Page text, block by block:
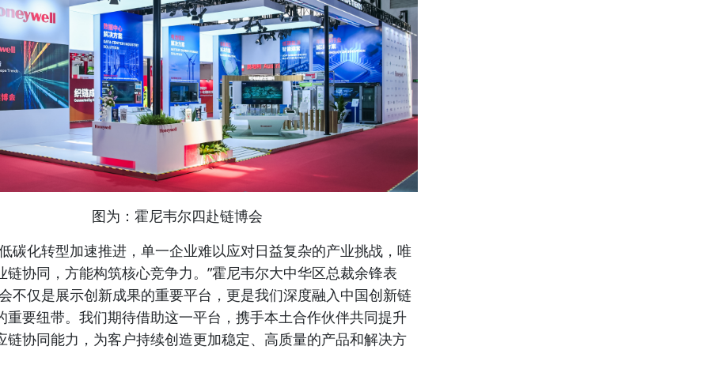
图为：霍尼韦尔四赴链博会
碳化转型加速推进，单一企业难以应对日益复杂的产业挑战，唯
链协同，方能构筑核心竞争力。”霍尼韦尔大中华区总裁余锋表
不仅是展示创新成果的重要平台，更是我们深度融入中国创新链
重要纽带。我们期待借助这一平台，携手本土合作伙伴共同提升
链协同能力，为客户持续创造更加稳定、高质量的产品和解决方